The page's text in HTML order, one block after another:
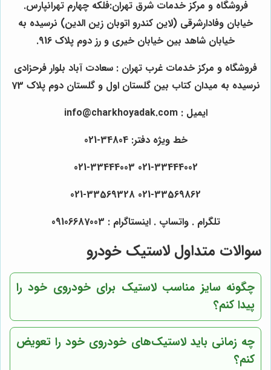
فروشگاه و مرکز خدمات شرق تهران:فلکه چهارم تهرانپارس.
خیابان وفادارشرقی (لاین کندرو اتوبان زین الدین) نرسیده به
خیابان شاهد بین خیابان خیری و رز دوم پلاک 916.
فروشگاه و مرکز خدمات غرب تهران : سعادت آباد بلوار فرحزادی
نرسیده به میدان کتاب بین گلستان اول و گلستان دوم پلاک 73
ایمیل : info@charkhoyadak.com
خط ویژه دفتر: 34804-021
021-33444002 021-33444003
021-33569862 021-33569328
تلگرام . واتساپ . اینستاگرام : 09106687003
سوالات متداول لاستیک خودرو
چگونه سایز مناسب لاستیک برای خودروی خود را
پیدا کنم؟
چه زمانی باید لاستیک‌های خودروی خود را تعویض
کنم؟